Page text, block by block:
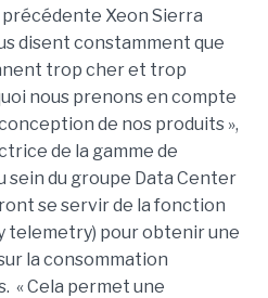
Xeon Sierra
disent constamment que
trop cher et trop
nous prenons en compte
de nos produits »,
de la gamme de
sein du groupe Data Center
se servir de la fonction
telemetry) pour obtenir une
la consommation
« Cela permet une